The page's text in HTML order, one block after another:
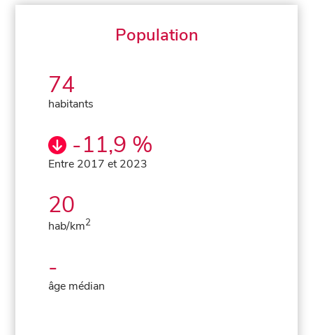
Population
74
habitants
-11,9 %
Entre 2017 et 2023
20
hab/km2
-
âge médian